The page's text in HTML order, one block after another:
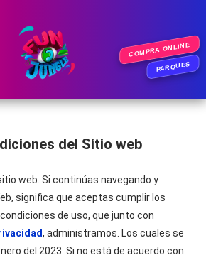
COMPRA ONLINE
PARQUES
del Sitio web
web. Si continúas navegando y
significa que aceptas cumplir los
de uso, que junto con
d, administramos. Los cuales se
del 2023. Si no está de acuerdo con